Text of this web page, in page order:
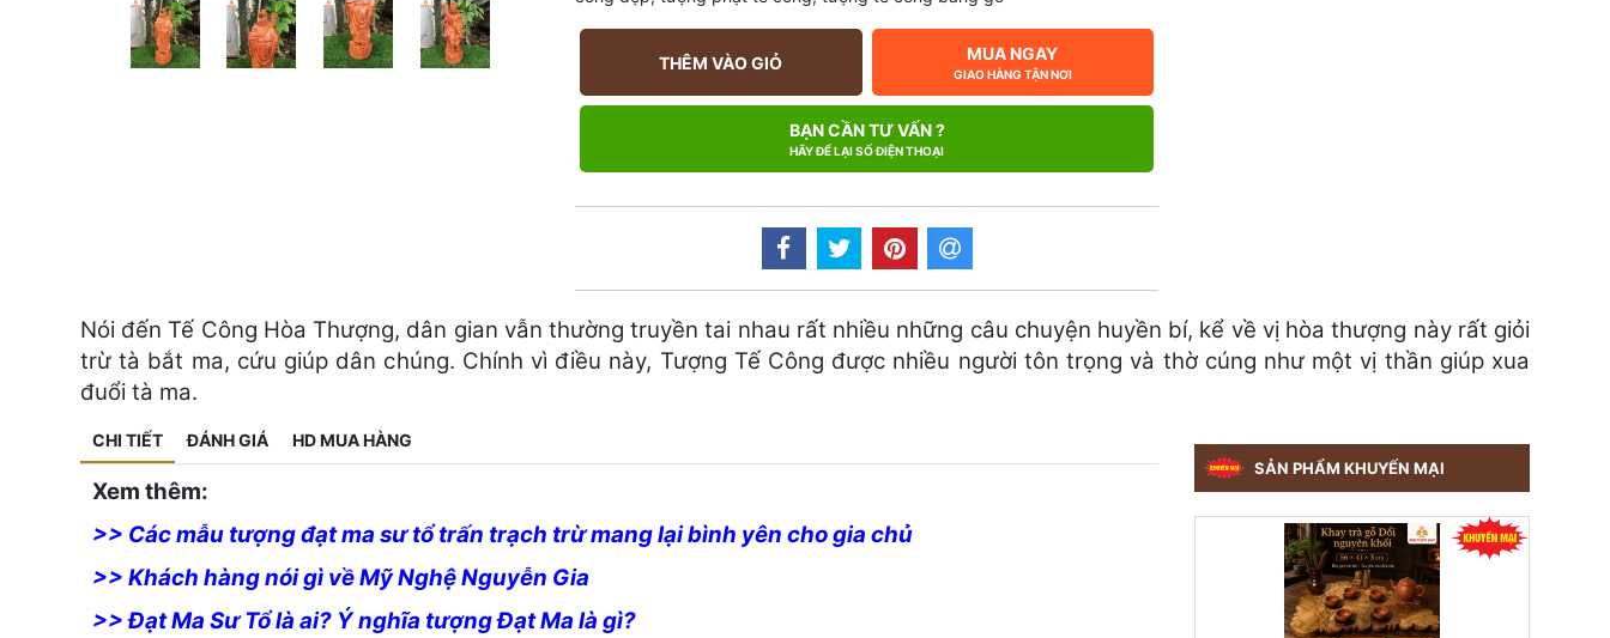
THÊM VÀO GIỎ MUA NGAY
GIAO HÀNG TẬN NƠI
BẠN CẦN TƯ VẤN ?
HÃY ĐỂ LẠI SỐ ĐIỆN THOẠI
Nói đến Tế Công Hòa Thượng, dân gian vẫn thường truyền tai nhau rất nhiều những câu chuyện huyền bí, kể về vị hòa thượng này rất giỏi
trừ tà bắt ma, cứu giúp dân chúng. Chính vì điều này, Tượng Tế Công được nhiều người tôn trọng và thờ cúng như một vị thần giúp xua
đuổi tà ma.
CHI TIẾT ĐÁNH GIÁ HD MUA HÀNG
Xem thêm:
>> Các mẫu tượng đạt ma sư tổ trấn trạch trừ mang lại bình yên cho gia chủ
>> Khách hàng nói gì về Mỹ Nghệ Nguyễn Gia
>> Đạt Ma Sư Tổ là ai? Ý nghĩa tượng Đạt Ma là gì?
SẢN PHẨM KHUYẾN MẠI